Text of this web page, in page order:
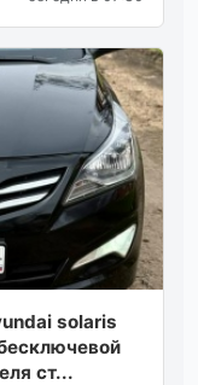
solaris
ст...